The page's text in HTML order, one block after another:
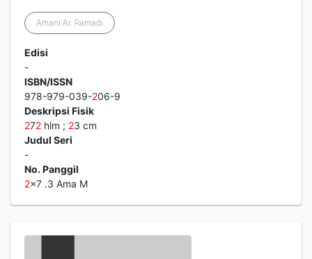
Amani Ar. Ramadi
Edisi
-
ISBN/ISSN
978-979-039-206-9
Deskripsi Fisik
272 hlm ; 23 cm
Judul Seri
-
No. Panggil
2x7 .3 Ama M